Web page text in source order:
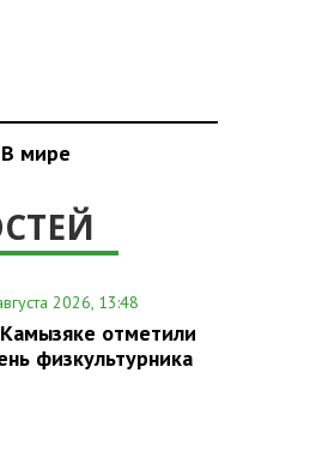
В мире
2026, 13:48
отметили
физкультурника